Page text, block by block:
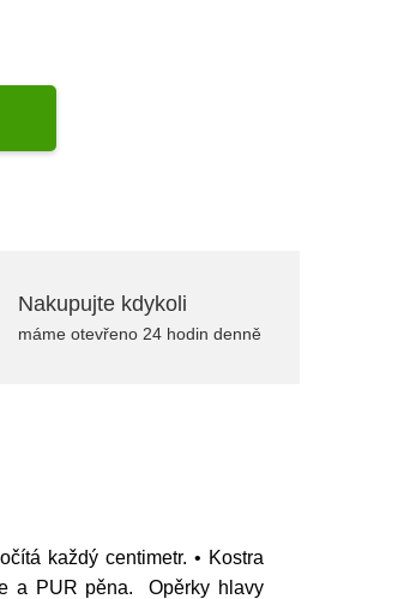
Nakupujte kdykoli
máme otevřeno 24 hodin denně
každý centimetr. • Kostra
a PUR pěna. Opěrky hlavy